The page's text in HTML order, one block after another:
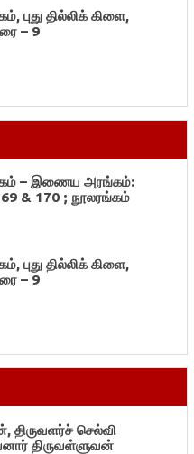
புது தில்லிக் கிளை,
– 9
– இணைய அரங்கம்:
& 170 ; நூலரங்கம்
புது தில்லிக் கிளை,
– 9
திருவளர்ச் செல்வி
திருவள்ளுவன்